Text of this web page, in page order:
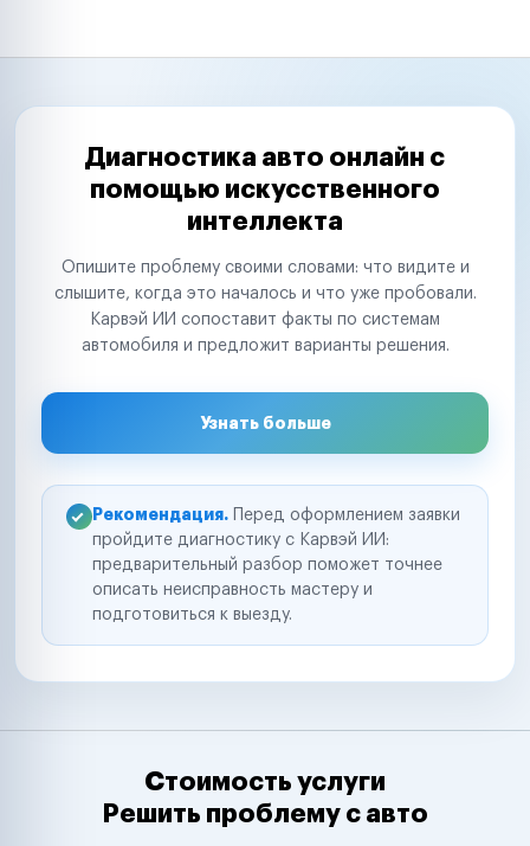
Диагностика авто онлайн с
помощью искусственного
интеллекта
Опишите проблему своими словами: что видите и
слышите, когда это началось и что уже пробовали.
Карвэй ИИ сопоставит факты по системам
автомобиля и предложит варианты решения.
Узнать больше
Рекомендация. Перед оформлением заявки
пройдите диагностику с Карвэй ИИ:
предварительный разбор поможет точнее
описать неисправность мастеру и
подготовиться к выезду.
Стоимость услуги
Решить проблему с авто